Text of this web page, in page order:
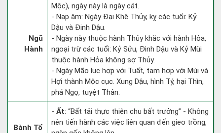
Ngũ
Hành
Mộc), ngày này là ngày cát.
- Nạp âm: Ngày Đại Khê Thủy, kỵ các tuổi: Kỷ
Dậu và Đinh Dậu.
- Ngày này thuộc hành Thủy khắc với hành Hỏa,
ngoại trừ các tuổi: Kỷ Sửu, Đinh Dậu và Kỷ Mùi
thuộc hành Hỏa không sợ Thủy.
- Ngày Mão lục hợp với Tuất, tam hợp với Mùi và
Hợi thành Mộc cục. Xung Dậu, hình Tý, hại Thìn,
phá Ngọ, tuyệt Thân.
Bành Tổ
- Ất: “Bất tải thực thiên chu bất trưởng” - Không
nên tiến hành các việc liên quan đến gieo trồng,